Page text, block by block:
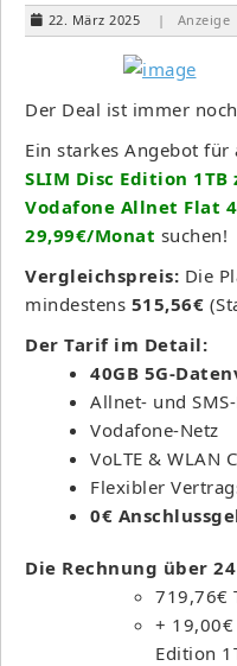
22. März 2025 | Anzeige
Der Deal ist immer
Ein starkes Angebot für
SLIM Disc Edition
Vodafone Allnet Flat
29,99€/Monat suchen!
Vergleichspreis: Die
mindestens 515,56€
Der Tarif im Detail:
40GB 5G-
Allnet- und
Vodafone-Netz
VoLTE & WLAN
Flexibler
0€
Die Rechnung über
719,76€
+
Edition